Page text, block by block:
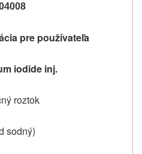
pre používateľa
iodide inj.
roztok
sodný)